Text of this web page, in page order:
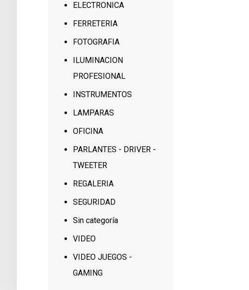
ELECTRONICA
FERRETERIA
FOTOGRAFIA
ILUMINACION
PROFESIONAL
INSTRUMENTOS
LAMPARAS
OFICINA
PARLANTES - DRIVER -
TWEETER
REGALERIA
SEGURIDAD
Sin categoría
VIDEO
VIDEO JUEGOS -
GAMING